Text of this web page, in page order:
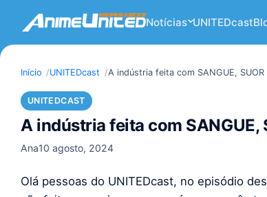
Notícias UNITEDcast
Início UNITEDcast A indústria feita com SANGUE, SUOR
UNITEDCAST
A indústria feita com SANGUE,
Ana10 agosto, 2024
Olá pessoas do UNITEDcast, no episódio